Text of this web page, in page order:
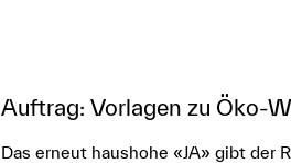
Auftrag: Vorlagen zu Öko-
Das erneut haushohe «JA» gibt der